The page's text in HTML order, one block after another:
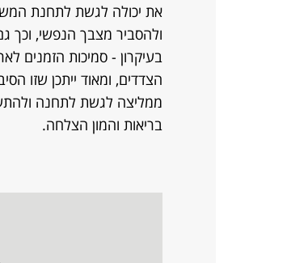
את יכולה לגשת לתחנת
ולהסביר מצבך הנפשי, וכך
בעיקרון - סמיכות הזמנים
הצדדים, ומאוד ייתכן שזו
ממליצה לגשת לתחנה
בריאות והמון הצלחה.